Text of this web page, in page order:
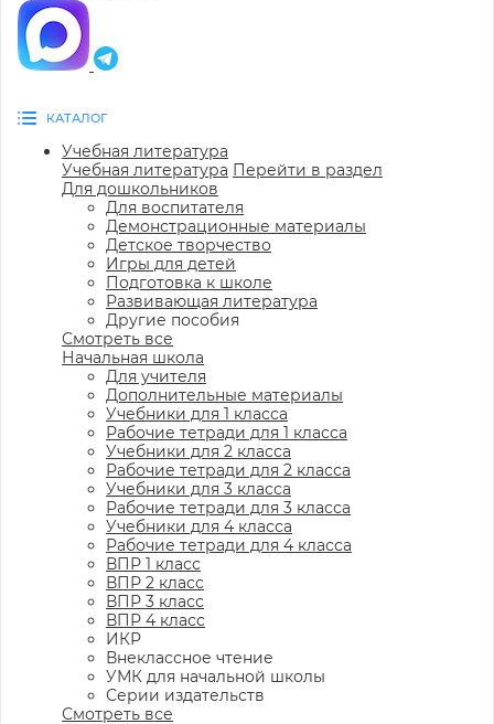
КАТАЛОГ
Учебная литература
Учебная литература Перейти в раздел
Для дошкольников
Для воспитателя
Демонстрационные материалы
Детское творчество
Игры для детей
Подготовка к школе
Развивающая литература
Другие пособия
Смотреть все
Начальная школа
Для учителя
Дополнительные материалы
Учебники для 1 класса
Рабочие тетради для 1 класса
Учебники для 2 класса
Рабочие тетради для 2 класса
Учебники для 3 класса
Рабочие тетради для 3 класса
Учебники для 4 класса
Рабочие тетради для 4 класса
ВПР 1 класс
ВПР 2 класс
ВПР 3 класс
ВПР 4 класс
ИКР
Внеклассное чтение
УМК для начальной школы
Серии издательств
Смотреть все